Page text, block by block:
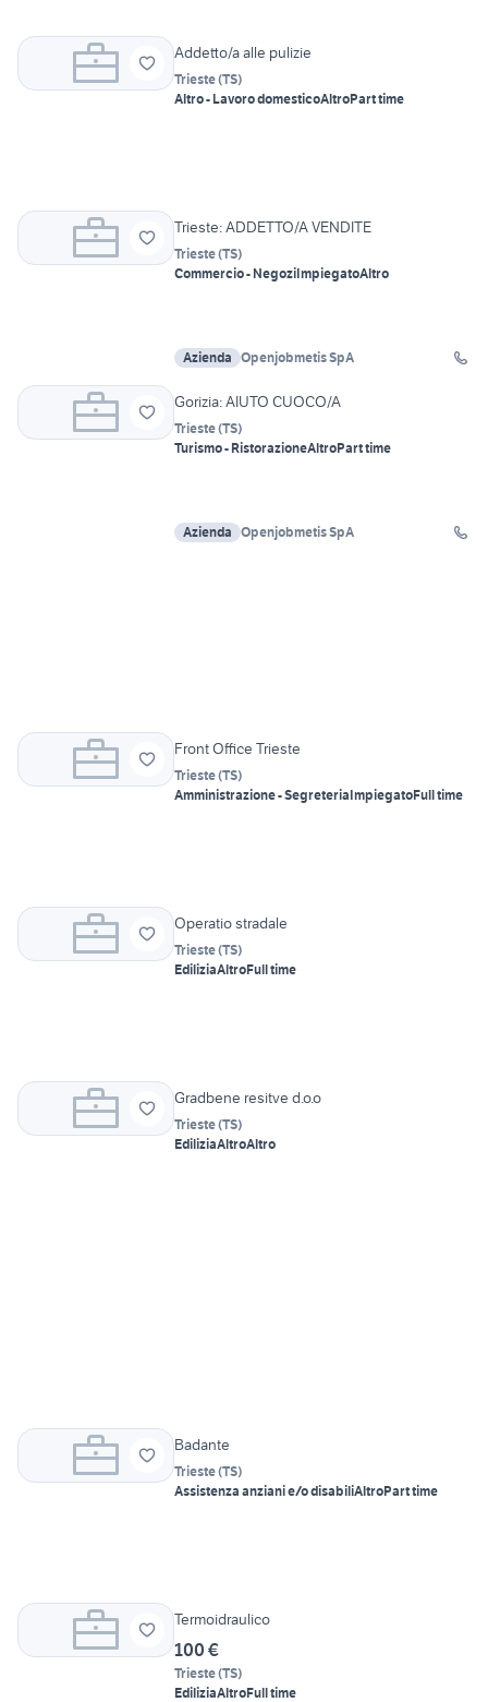
Addetto/a alle pulizie
Trieste(TS)
Altro - Lavoro domesticoAltroPart time
Trieste: ADDETTO/A VENDITE
Trieste(TS)
Commercio - NegoziImpiegatoAltro
Azienda Openjobmetis SpA
Gorizia: AIUTO CUOCO/A
Trieste(TS)
Turismo - RistorazioneAltroPart time
Azienda Openjobmetis SpA
Front Office Trieste
Trieste(TS)
Amministrazione - SegreteriaImpiegatoFull time
Operatio stradale
Trieste(TS)
EdiliziaAltroFull time
Gradbene resitve d.o.o
Trieste(TS)
EdiliziaAltroAltro
Badante
Trieste(TS)
Assistenza anziani e/o disabiliAltroPart time
Termoidraulico
100 €
Trieste(TS)
EdiliziaAltroFull time